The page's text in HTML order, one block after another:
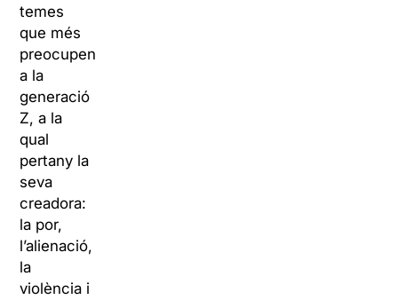
temes
que més
preocupen
a la
generació
Z, a la
qual
pertany la
seva
creadora:
la por,
l’alienació,
la
violència i